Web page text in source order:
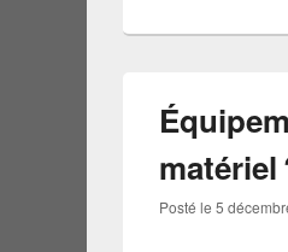
matériel
Posté le 5